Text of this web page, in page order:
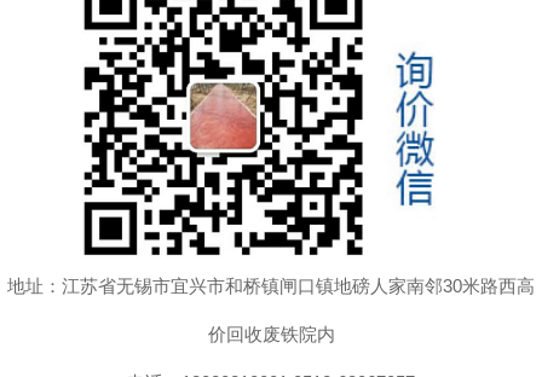
地址：江苏省无锡市宜兴市和桥镇闸口镇地磅人家南邻30米路西高
价回收废铁院内